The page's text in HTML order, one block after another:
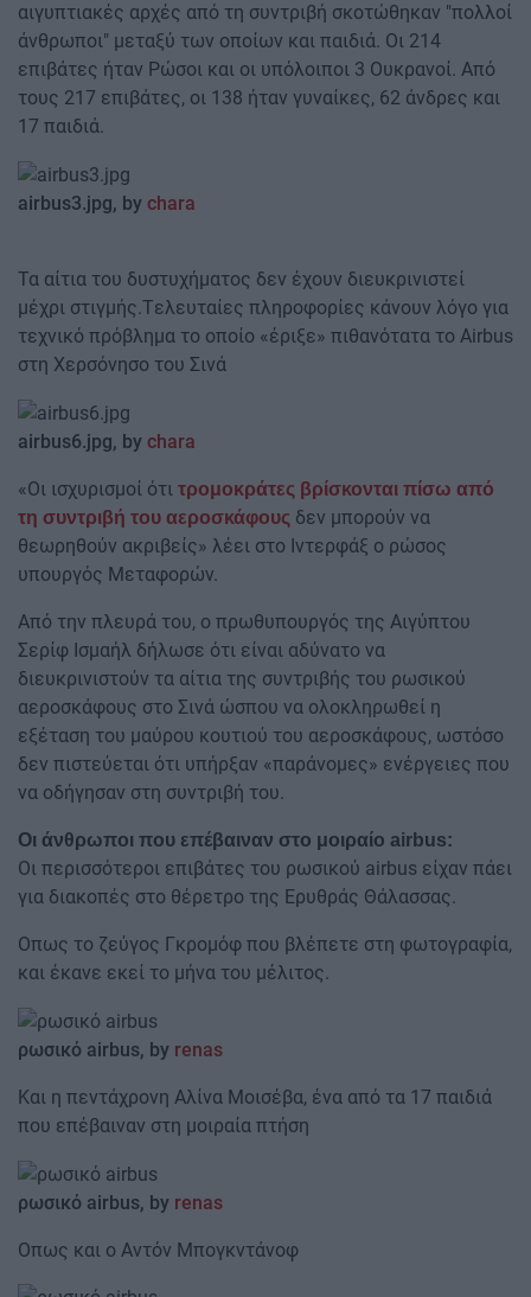
αιγυπτιακές αρχές από τη συντριβή σκοτώθηκαν "πολλοί
άνθρωποι" μεταξύ των οποίων και παιδιά. Οι 214
επιβάτες ήταν Ρώσοι και οι υπόλοιποι 3 Ουκρανοί. Από
τους 217 επιβάτες, οι 138 ήταν γυναίκες, 62 άνδρες και
17 παιδιά.
airbus3.jpg, by chara
Τα αίτια του δυστυχήματος δεν έχουν διευκρινιστεί
μέχρι στιγμής.Tελευταίες πληροφορίες κάνουν λόγο για
τεχνικό πρόβλημα το οποίο «έριξε» πιθανότατα το Airbus
στη Χερσόνησο του Σινά
airbus6.jpg, by chara
«Οι ισχυρισμοί ότι τρομοκράτες βρίσκονται πίσω από
τη συντριβή του αεροσκάφους δεν μπορούν να
θεωρηθούν ακριβείς» λέει στο Ιντερφάξ ο ρώσος
υπουργός Μεταφορών.
Από την πλευρά του, ο πρωθυπουργός της Αιγύπτου
Σερίφ Ισμαήλ δήλωσε ότι είναι αδύνατο να
διευκρινιστούν τα αίτια της συντριβής του ρωσικού
αεροσκάφους στο Σινά ώσπου να ολοκληρωθεί η
εξέταση του μαύρου κουτιού του αεροσκάφους, ωστόσο
δεν πιστεύεται ότι υπήρξαν «παράνομες» ενέργειες που
να οδήγησαν στη συντριβή του.
Οι άνθρωποι που επέβαιναν στο μοιραίο airbus:
Οι περισσότεροι επιβάτες του ρωσικού airbus είχαν πάει
για διακοπές στο θέρετρο της Ερυθράς Θάλασσας.
​Oπως το ζεύγος Γκρομόφ που βλέπετε στη φωτογραφία,
και έκανε εκεί το μήνα του μέλιτος.
ρωσικό airbus, by renas
Και η πεντάχρονη Αλίνα Μοισέβα, ένα από τα 17 παιδιά
που επέβαιναν στη μοιραία πτήση
ρωσικό airbus, by renas
​Οπως και ο Αντόν Μπογκντάνοφ